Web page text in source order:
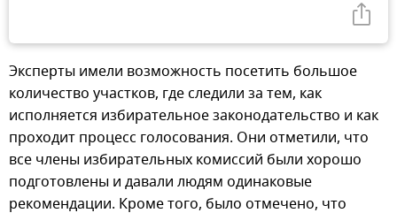
Эксперты имели возможность посетить большое
количество участков, где следили за тем, как
исполняется избирательное законодательство и как
проходит процесс голосования. Они отметили, что
все члены избирательных комиссий были хорошо
подготовлены и давали людям одинаковые
рекомендации. Кроме того, было отмечено, что